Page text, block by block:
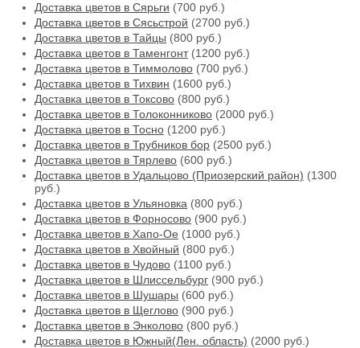
Доставка цветов в Сярьги (700 руб.)
Доставка цветов в Сясьстрой (2700 руб.)
Доставка цветов в Тайцы (800 руб.)
Доставка цветов в Таменгонт(1200 руб.)
Доставка цветов в Тиммолово (700 руб.)
Доставка цветов в Тихвин (1600 руб.)
Доставка цветов в Токсово (800 руб.)
Доставка цветов в Толоконниково (2000 руб.)
Доставка цветов в Тосно (1200 руб.)
Доставка цветов в Трубников бор (2500 руб.)
Доставка цветов в Тярлево (600 руб.)
Доставка цветов в Удальцово (Приозерский район) (1300
руб.)
Доставка цветов в Ульяновка (800 руб.)
Доставка цветов в Форносово (900 руб.)
Доставка цветов в Хапо-Ое (1000 руб.)
Доставка цветов в Хвойный (800 руб.)
Доставка цветов в Чудово (1100 руб.)
Доставка цветов в Шлиссельбург (900 руб.)
Доставка цветов в Шушары (600 руб.)
Доставка цветов в Щеглово (900 руб.)
Доставка цветов в Энколово (800 руб.)
Доставка цветов в Южный(Лен. область) (2000 руб.)